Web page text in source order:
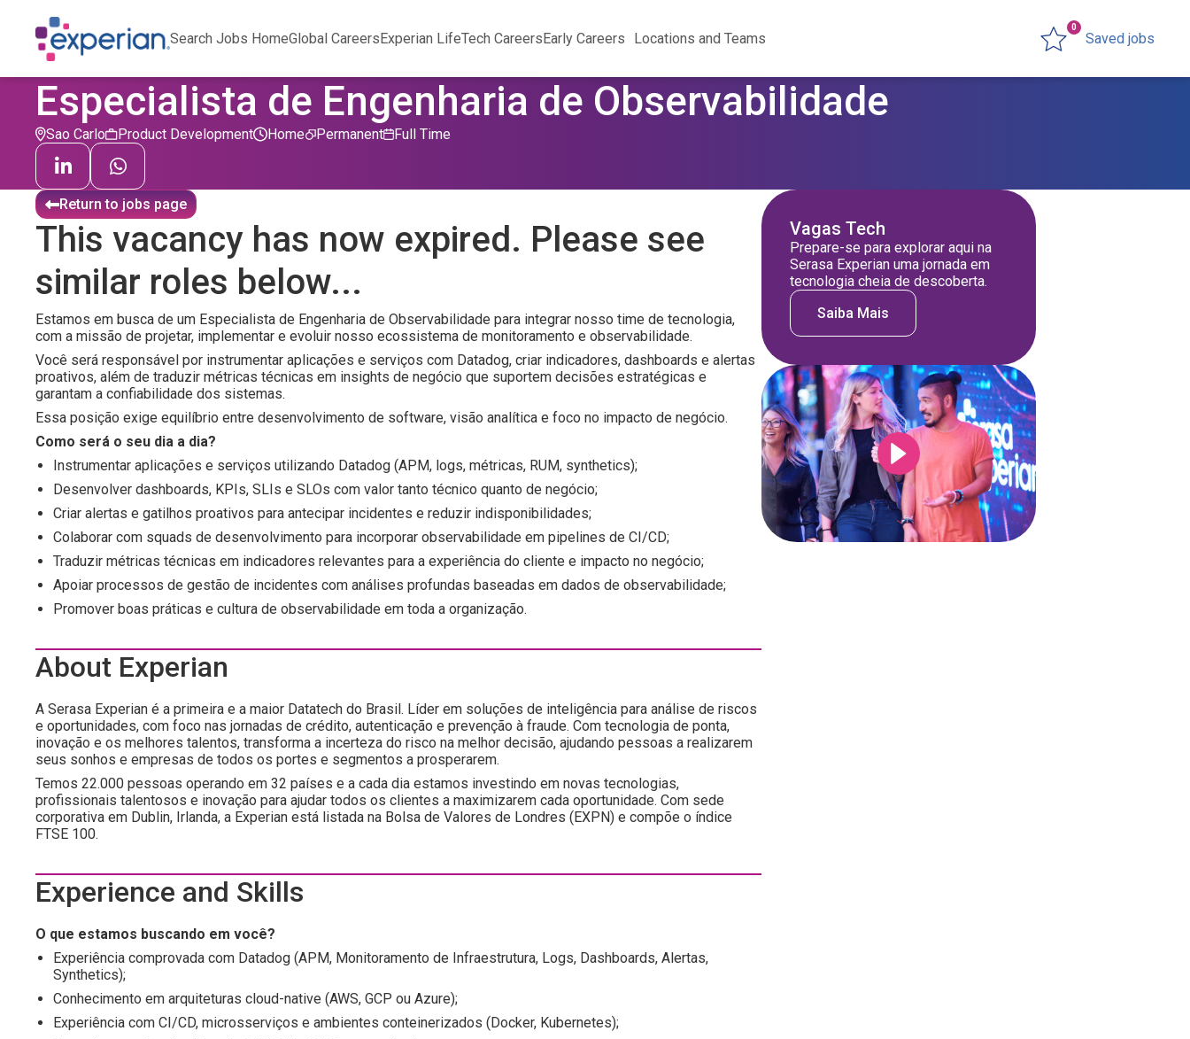
Search Jobs HomeGlobal CareersExperian LifeTech CareersEarly Careers Locations and Teams Saved jobs
0
Especialista de Engenharia de Observabilidade
Sao Carlo Product Development Permanent
Home Full Time
Return to jobs page
This vacancy has now expired. Please see
similar roles below...
Estamos em busca de um Especialista de Engenharia de Observabilidade para integrar nosso time de tecnologia,
com a missão de projetar, implementar e evoluir nosso ecossistema de monitoramento e observabilidade.
Você será responsável por instrumentar aplicações e serviços com Datadog, criar indicadores, dashboards e alertas
proativos, além de traduzir métricas técnicas em insights de negócio que suportem decisões estratégicas e
garantam a confiabilidade dos sistemas.
Essa posição exige equilíbrio entre desenvolvimento de software, visão analítica e foco no impacto de negócio.
Como será o seu dia a dia?
Instrumentar aplicações e serviços utilizando Datadog (APM, logs, métricas, RUM, synthetics);
Desenvolver dashboards, KPIs, SLIs e SLOs com valor tanto técnico quanto de negócio;
Criar alertas e gatilhos proativos para antecipar incidentes e reduzir indisponibilidades;
Colaborar com squads de desenvolvimento para incorporar observabilidade em pipelines de CI/CD;
Traduzir métricas técnicas em indicadores relevantes para a experiência do cliente e impacto no negócio;
Apoiar processos de gestão de incidentes com análises profundas baseadas em dados de observabilidade;
Promover boas práticas e cultura de observabilidade em toda a organização.
About Experian
A Serasa Experian é a primeira e a maior Datatech do Brasil. Líder em soluções de inteligência para análise de riscos
e oportunidades, com foco nas jornadas de crédito, autenticação e prevenção à fraude. Com tecnologia de ponta,
inovação e os melhores talentos, transforma a incerteza do risco na melhor decisão, ajudando pessoas a realizarem
seus sonhos e empresas de todos os portes e segmentos a prosperarem.
Temos 22.000 pessoas operando em 32 países e a cada dia estamos investindo em novas tecnologias,
profissionais talentosos e inovação para ajudar todos os clientes a maximizarem cada oportunidade. Com sede
corporativa em Dublin, Irlanda, a Experian está listada na Bolsa de Valores de Londres (EXPN) e compõe o índice
FTSE 100.
Experience and Skills
O que estamos buscando em você?
Experiência comprovada com Datadog (APM, Monitoramento de Infraestrutura, Logs, Dashboards, Alertas,
Synthetics);
Conhecimento em arquiteturas cloud-native (AWS, GCP ou Azure);
Experiência com CI/CD, microsserviços e ambientes conteinerizados (Docker, Kubernetes);
Vagas Tech
Prepare-se para explorar aqui na
Serasa Experian uma jornada em
tecnologia cheia de descoberta.
Saiba Mais